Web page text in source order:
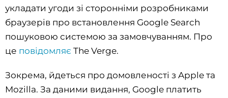
укладати угоди зі сторонніми розробниками
браузерів про встановлення Google Search
пошуковою системою за замовчуванням. Про
це повідомляє The Verge.
Зокрема, йдеться про домовленості з Apple та
Mozilla. За даними видання, Google платить